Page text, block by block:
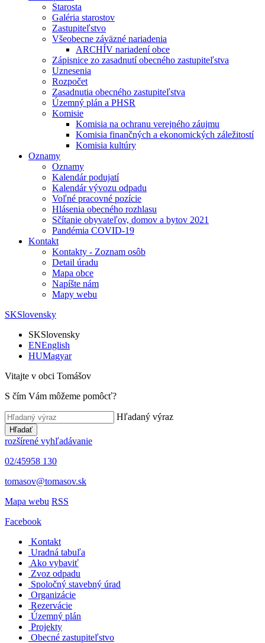
Starosta
Galéria starostov
Zastupiteľstvo
Všeobecne záväzné nariadenia
ARCHÍV nariadení obce
Zápisnice zo zasadnutí obecného zastupiteľstva
Uznesenia
Rozpočet
Zasadnutia obecného zastupiteľstva
Územný plán a PHSR
Komisie
Komisia na ochranu verejného záujmu
Komisia finančných a ekonomických záležitostí
Komisia kultúry
Oznamy
Oznamy
Kalendár podujatí
Kalendár vývozu odpadu
Voľné pracovné pozície
Hlásenia obecného rozhlasu
Sčítanie obyvateľov, domov a bytov 2021
Pandémia COVID-19
Kontakt
Kontakty - Zoznam osôb
Detail úradu
Mapa obce
Napíšte nám
Mapy webu
SKSlovensky
SKSlovensky
ENEnglish
HUMagyar
Vitajte v obci Tomášov
S čím Vám môžeme pomôcť?
Hľadaný výraz
Hľadať
rozšírené vyhľadávanie
02/45958 130
tomasov@tomasov.sk
Mapa webu RSS
Facebook
Kontakt
Uradná tabuľa
Ako vybaviť
Zvoz odpadu
Spoločný stavebný úrad
Organizácie
Rezervácie
Územný plán
Projekty
Obecné zastupiteľstvo